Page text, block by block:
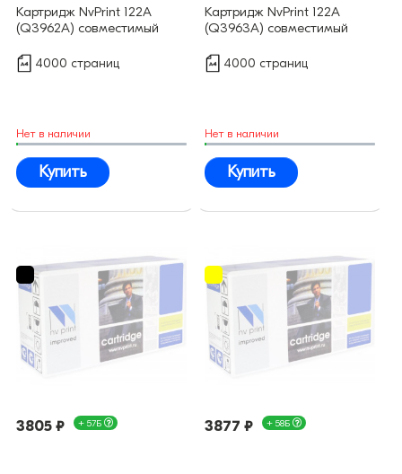
Картридж NvPrint 122A
(Q3962A) совместимый
4000 страниц
Нет в наличии
Купить
Картридж NvPrint 122A
(Q3963A) совместимый
4000 страниц
Нет в наличии
Купить
3805 ₽ + 57Б 3877 ₽ + 58Б